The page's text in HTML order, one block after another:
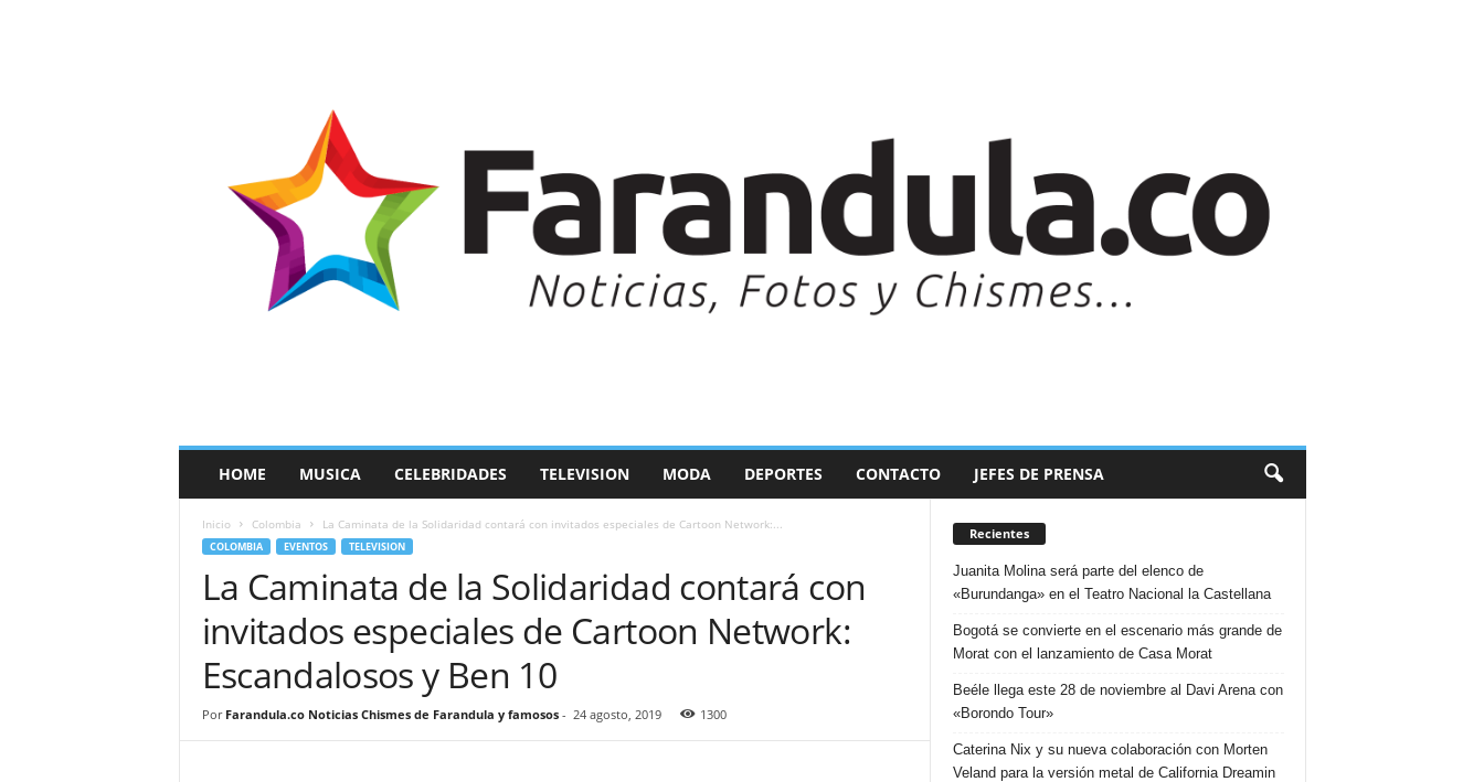
a
HOME MUSICA CELEBRIDADES TELEVISION MODA DEPORTES CONTACTO JEFES DE PRENSA
Inicio Colombia La Caminata de la Solidaridad contará con invitados especiales de Cartoon Network:...
COLOMBIA EVENTOS TELEVISION
La Caminata de la Solidaridad contará con
invitados especiales de Cartoon Network:
Escandalosos y Ben 10
Por Farandula.co Noticias Chismes de Farandula y famosos- 24 agosto, 2019 1300
Recientes
Juanita Molina será parte del elenco de
«Burundanga» en el Teatro Nacional la Castellana
Bogotá se convierte en el escenario más grande de
Morat con el lanzamiento de Casa Morat
Beéle llega este 28 de noviembre al Davi Arena con
«Borondo Tour»
Caterina Nix y su nueva colaboración con Morten
Veland para la versión metal de California Dreamin